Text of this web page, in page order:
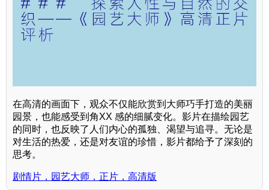
在高清的画面下，观众不仅能欣赏到大师巧手打造的美丽
园景，也能感受到角XX 感的细腻变化。影片在描绘园艺
的同时，也反映了人们内心的孤独、渴望与追寻。无论是
对生活的热爱，还是对友谊的珍惜，影片都给予了深刻的
思考。
剧情片，园艺大师，正片，高清版